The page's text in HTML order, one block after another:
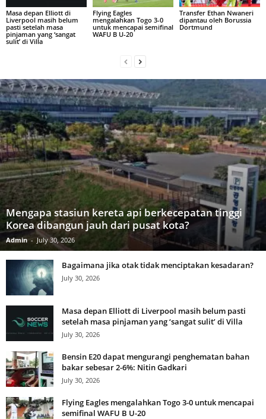
Masa depan Elliott di
Liverpool masih belum
pasti setelah masa
pinjaman yang ‘sangat
sulit’ di Villa
Flying Eagles
mengalahkan Togo 3-0
untuk mencapai semifinal
WAFU B U-20
Transfer Ethan Nwaneri
dipantau oleh Borussia
Dortmund
Mengapa stasiun kereta api berkecepatan tinggi
Korea dibangun jauh dari pusat kota?
Admin - July 30, 2026
Bagaimana jika otak tidak menciptakan kesadaran?
July 30, 2026
Masa depan Elliott di Liverpool masih belum pasti
setelah masa pinjaman yang ‘sangat sulit’ di Villa
July 30, 2026
Bensin E20 dapat mengurangi penghematan bahan
bakar sebesar 2-6%: Nitin Gadkari
July 30, 2026
Flying Eagles mengalahkan Togo 3-0 untuk mencapai
semifinal WAFU B U-20